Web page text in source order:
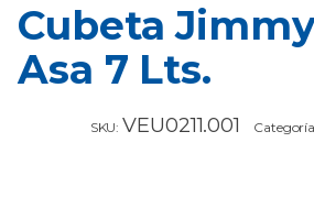
Cubeta
Asa 7 Lts.
SKU: VEU0211.001